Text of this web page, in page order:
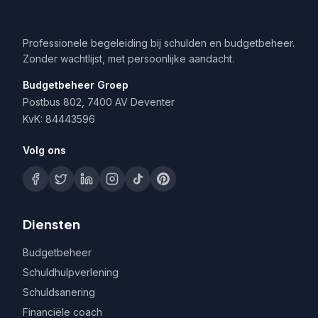
Professionele begeleiding bij schulden en budgetbeheer.
Zonder wachtlijst, met persoonlijke aandacht.
Budgetbeheer Groep
Postbus 802, 7400 AV Deventer
KvK: 84443596
Volg ons
Diensten
Budgetbeheer
Schuldhulpverlening
Schuldsanering
Financiële coach